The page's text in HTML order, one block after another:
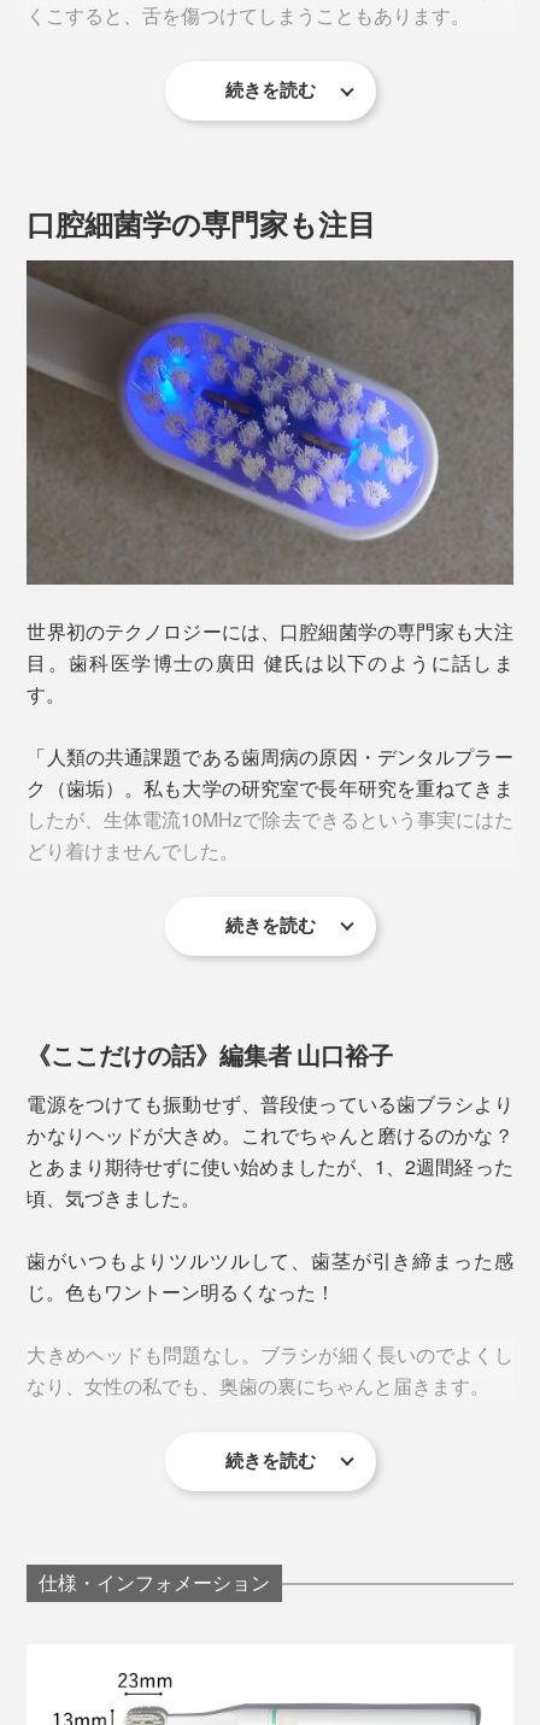
韓国・蔚山大学病院での２週間の臨床実験
指数（GI）に改善が見られ、その性能は175％！
歯ブラシを動かすのは、食べカスをかき出すための最小
限の動きでOK。歯茎が弱っている人、インプラントや
ブリッジで歯磨きが難しい人には特におすすめです。
約2分30秒経つと、電源は自動でオフ。使用後は丸ごと
水洗いしても問題ありません。防水レベルは一定時間水
に沈めても浸水することのないIPX8です。
電源は充電方式。ゼロからフル充電までは約3時間、1回
2分、1日3回の使用で、約2週間使用可能。残量20％以
下になると、LEDが点滅して教えてくれます。
ブラシの使用目安は2、3ヶ月。本品にはあらかじめ3本
くこすると、舌を傷つけてしまうこともあります。
その点『PLAQLES』なら安心。こすらずともブラシを
本品使用後の舌苔は約65％減（※１）。口臭は約74％減
。舌磨きを習慣にして、お口の清潔をキープしてく
ださい。
※1 Ellead人体適用試験報告書 (EL-220128046-02) 30人対象のイメージ分析プログ
ラムによる 評価
※2 Ellead人体適用試験報告書 (EL-220128046-01) 32人対象のOral Chromaを用い
た メチルメルカプタン測定
続きを読む
口腔細菌学の専門家も注目
世界初のテクノロジーには、口腔細菌学の専門家も大注
目。歯科医学博士の廣田 健氏は以下のように話しま
す。
「人類の共通課題である歯周病の原因・デンタルプラー
ク（歯垢）。私も大学の研究室で長年研究を重ねてきま
したが、生体電流10MHzで除去できるという事実にはた
どり着けませんでした。
生体電流を発生させる装置についてもある程度の知識は
この技術は人類にとってこれからの歯周病のみならずす
べての口腔ケアに欠かせないものになっていくことと思
います」
廣田 健氏 ／ 歯科医学博士。社団法人ABM理事長。現在
音が出ます
続きを読む
《ここだけの話》編集者 山口裕子
電源をつけても振動せず、普段使っている歯ブラシより
かなりヘッドが大きめ。これでちゃんと磨けるのかな？
とあまり期待せずに使い始めましたが、1、2週間経った
頃、気づきました。
歯がいつもよりツルツルして、歯茎が引き締まった感
じ。色もワントーン明るくなった！
大きめヘッドも問題なし。ブラシが細く長いのでよくし
なり、女性の私でも、奥歯の裏にちゃんと届きます。
続きを読む
仕様・インフォメーション